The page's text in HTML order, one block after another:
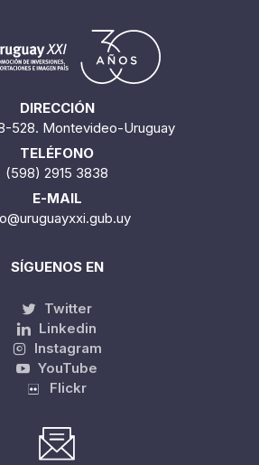
DIRECCIÓN
528. Montevideo-Uruguay
TELÉFONO
(598) 2915 3838
E-MAIL
SÍGUENOS EN
Twitter
Linkedin
Instagram
YouTube
Flickr